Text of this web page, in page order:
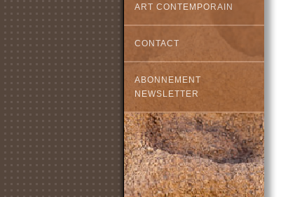
ART CONTEMPORAIN
CONTACT
ABONNEMENT
NEWSLETTER